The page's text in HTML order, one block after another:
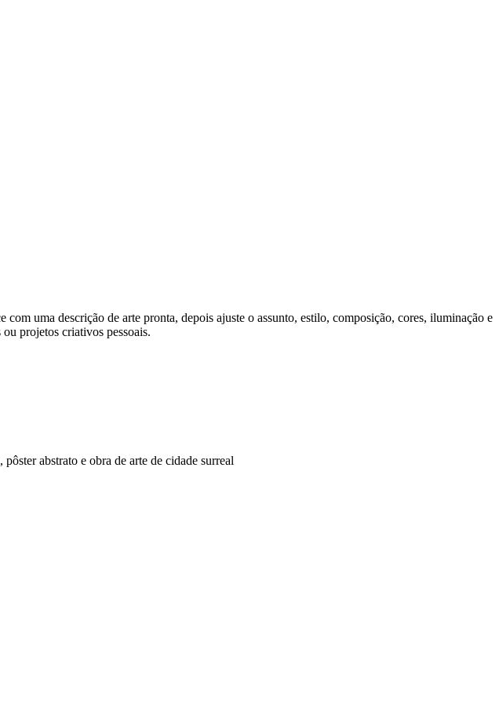
uma descrição de arte pronta, depois ajuste o assunto, estilo, composição, cores, iluminação e
projetos criativos pessoais.